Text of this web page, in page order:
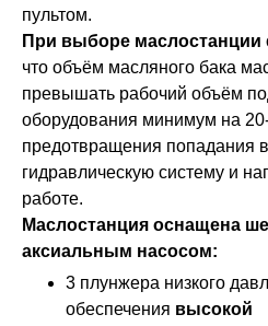
пультом.
При выборе маслостанции
что объём масляного бака
превышать рабочий объём
оборудования минимум на
предотвращения попадания
гидравлическую систему и
работе.
Маслостанция оснащена
аксиальным насосом:
3 плунжера низкого
обеспечения высокой